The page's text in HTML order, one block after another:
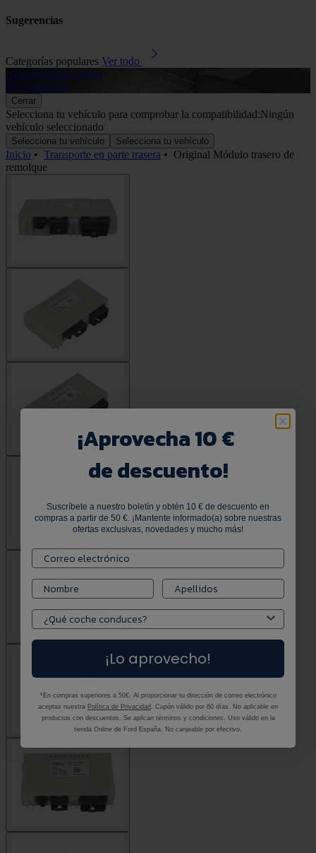
Sugerencias
Categorías populares Ver todo
Alfombrillas de goma
Ver productos
Cerrar
Selecciona tu vehículo para comprobar la compatibilidad:Ningún
vehículo seleccionado
Selecciona tu vehículo Selecciona tu vehículo
Inicio • Transporte en parte trasera • Original Módulo trasero de
remolque
¡Aprovecha 10 €
de descuento!
Suscríbete a nuestro boletín y obtén 10 € de descuento en
compras a partir de 50 €. ¡Mantente informado(a) sobre nuestras
ofertas exclusivas, novedades y mucho más!
¡Lo aprovecho!
*En compras superiores a 50€. Al proporcionar tu dirección de correo electrónico
aceptas nuestra Política de Privacidad . Cupón válido por 60 días. No aplicable en
productos con descuentos. Se aplican términos y condiciones. Uso válido en la
tienda Online de Ford España. No canjeable por efectivo.